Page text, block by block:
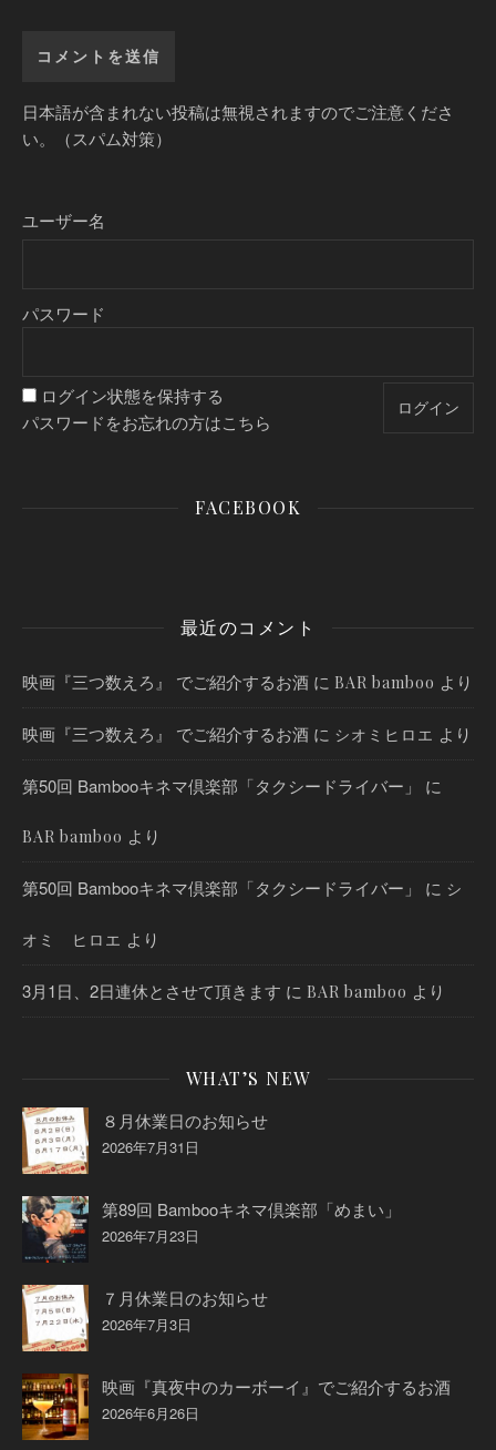
日本語が含まれない投稿は無視されますのでご注意くださ
い。（スパム対策）
ユーザー名
パスワード
ログイン状態を保持する
パスワードをお忘れの方はこちら
FACEBOOK
最近のコメント
映画『三つ数えろ』 でご紹介するお酒 に BAR bamboo より
映画『三つ数えろ』 でご紹介するお酒 に シオミヒロエ より
第50回 Bambooキネマ倶楽部「タクシードライバー」 に
BAR bamboo より
第50回 Bambooキネマ倶楽部「タクシードライバー」 に シ
オミ ヒロエ より
3月1日、2日連休とさせて頂きます に BAR bamboo より
WHAT’S NEW
８月休業日のお知らせ
2026年7月31日
第89回 Bambooキネマ倶楽部「めまい」
2026年7月23日
７月休業日のお知らせ
2026年7月3日
映画『真夜中のカーボーイ』でご紹介するお酒
2026年6月26日